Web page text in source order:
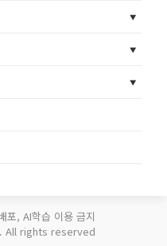
포, AI학습 이용 금지
. All rights reserved